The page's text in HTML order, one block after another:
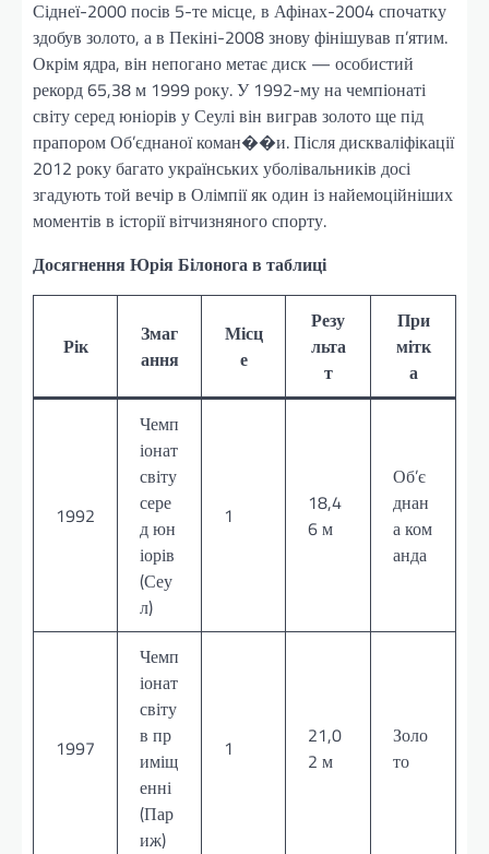
Сіднеї-2000 посів 5-те місце, в Афінах-2004 спочатку
здобув золото, а в Пекіні-2008 знову фінішував п’ятим.
Окрім ядра, він непогано метає диск — особистий
рекорд 65,38 м 1999 року. У 1992-му на чемпіонаті
світу серед юніорів у Сеулі він виграв золото ще під
прапором Об’єднаної коман��и. Після дискваліфікації
2012 року багато українських уболівальників досі
згадують той вечір в Олімпії як один із найемоційніших
моментів в історії вітчизняного спорту.
Досягнення Юрія Білонога в таблиці
Рік
Змаг
ання
Місц
е
Резу
льта
т
При
мітк
а
1992
Чемп
іонат
світу
сере
д юн
іорів
(Сеу
л)
1
18,4
6 м
Об’є
днан
а ком
анда
1997
Чемп
іонат
світу
в пр
иміщ
енні
(Пар
иж)
1
21,0
2 м
Золо
то